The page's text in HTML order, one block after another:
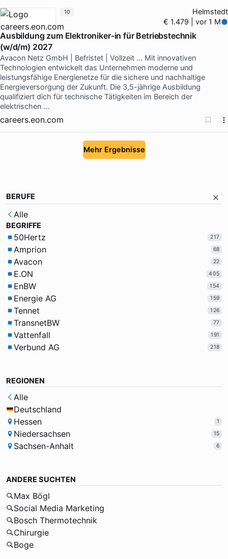
Helmstedt
€ 1.479 | vor 1 M
Ausbildung zum Elektroniker-in für Betriebstechnik
(w/d/m) 2027
Avacon Netz GmbH | Befristet | Vollzeit … Mit innovativen
Technologien entwickelt das Unternehmen moderne und
leistungsfähige Energienetze für die sichere und nachhaltige
Energieversorgung der Zukunft. Die 3,5-jährige Ausbildung
qualifiziert dich für technische Tätigkeiten im Bereich der
elektrischen …
careers.eon.com
10
Mehr Ergebnisse
BERUFE
Alle
BEGRIFFE
50Hertz 217
Amprion 68
Avacon 22
E.ON 405
EnBW 154
Energie AG 159
Tennet 126
TransnetBW 77
Vattenfall 191
Verbund AG 218
REGIONEN
Alle
Deutschland
Hessen
1
Niedersachsen 15
Sachsen-Anhalt 6
ANDERE SUCHTEN
Max Bögl
Social Media Marketing
Bosch Thermotechnik
Chirurgie
Boge